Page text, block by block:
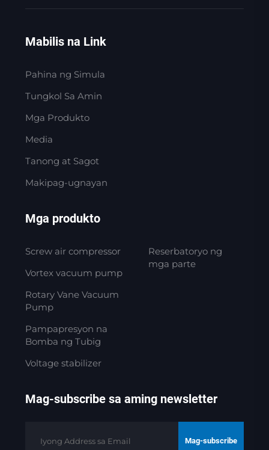
Mabilis na Link
Pahina ng Simula
Tungkol Sa Amin
Mga Produkto
Media
Tanong at Sagot
Makipag-ugnayan
Mga produkto
Screw air compressor
Vortex vacuum pump
Rotary Vane Vacuum
Pump
Pampapresyon na
Bomba ng Tubig
Voltage stabilizer
Reserbatoryo ng
mga parte
Mag-subscribe sa aming newsletter
Mag-subscribe